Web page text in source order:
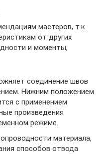
мастеров, т.к.
от других
и моменты,
соединение швов
Нижним положением
с применением
произведения
режиме.
материала,
способов отвода